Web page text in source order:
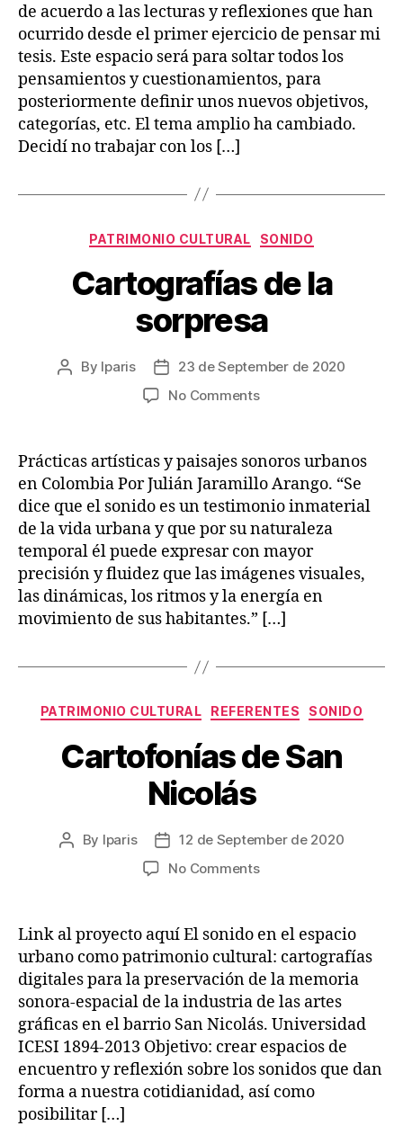
de acuerdo a las lecturas y reflexiones que han
ocurrido desde el primer ejercicio de pensar mi
tesis. Este espacio será para soltar todos los
pensamientos y cuestionamientos, para
posteriormente definir unos nuevos objetivos,
categorías, etc. El tema amplio ha cambiado.
Decidí no trabajar con los […]
Categories
PATRIMONIO CULTURAL SONIDO
Cartografías de la
sorpresa
Post
By lparis
Post
date
23 de September de 2020
No Commentson
la
sorpresa
Prácticas artísticas y paisajes sonoros urbanos
en Colombia Por Julián Jaramillo Arango. “Se
dice que el sonido es un testimonio inmaterial
de la vida urbana y que por su naturaleza
temporal él puede expresar con mayor
precisión y fluidez que las imágenes visuales,
las dinámicas, los ritmos y la energía en
movimiento de sus habitantes.” […]
Categories
PATRIMONIO CULTURAL REFERENTES SONIDO
Cartofonías de San
Nicolás
Post
By lparis
Post
date
12 de September de 2020
No Commentson
Nicolás
Link al proyecto aquí El sonido en el espacio
urbano como patrimonio cultural: cartografías
digitales para la preservación de la memoria
sonora-espacial de la industria de las artes
gráficas en el barrio San Nicolás. Universidad
ICESI 1894-2013 Objetivo: crear espacios de
encuentro y reflexión sobre los sonidos que dan
forma a nuestra cotidianidad, así como
posibilitar […]